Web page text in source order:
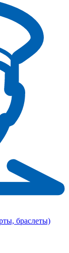
браслеты)